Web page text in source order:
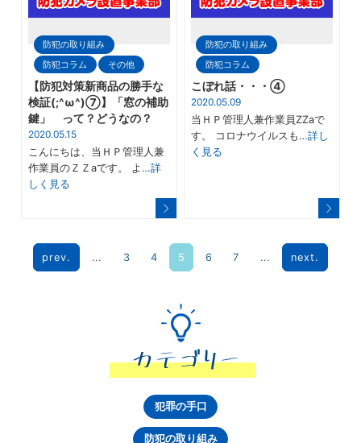
防犯の取り組み
防犯コラム
その他
【防犯対策新商品の勝手な
検証(;^ω^)⑦】「窓の補助
鍵」 って？どうなの？
2020.05.15
こんにちは、当ＨＰ管理人兼
作業員のＺＺaです。 よ …詳
しく見る
防犯の取り組み
防犯コラム
こぼれ話・・・④
2020.05.09
当ＨＰ管理人兼作業員ZZaで
す。 コロナウイルスも …詳し
く見る
prev. ... 3 4 5 6 7 ... next.
犯罪の手口
防犯の取り組み